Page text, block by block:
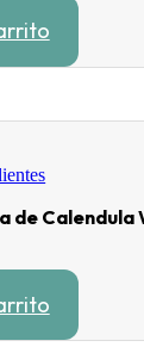
de Calendula